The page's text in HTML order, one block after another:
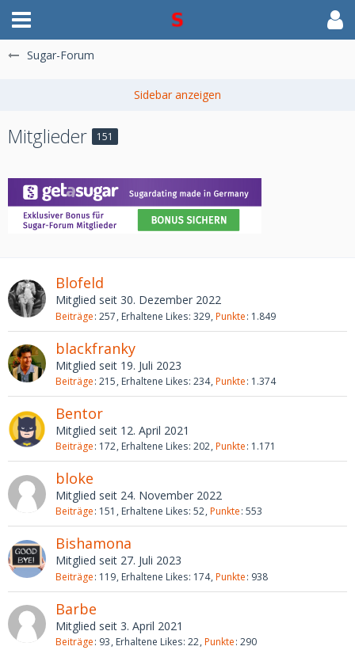
Sugar-Forum
Mitglieder 151
Blofeld
Mitglied seit 30. Dezember 2022
Beiträge 257 Erhaltene Likes 329 Punkte 1.849
blackfranky
Mitglied seit 19. Juli 2023
Beiträge 215 Erhaltene Likes 234 Punkte 1.374
Bentor
Mitglied seit 12. April 2021
Beiträge 172 Erhaltene Likes 202 Punkte 1.171
bloke
Mitglied seit 24. November 2022
Beiträge 151 Erhaltene Likes 52 Punkte 553
Bishamona
Mitglied seit 27. Juli 2023
Beiträge 119 Erhaltene Likes 174 Punkte 938
Barbe
Mitglied seit 3. April 2021
Beiträge 93 Erhaltene Likes 22 Punkte 290